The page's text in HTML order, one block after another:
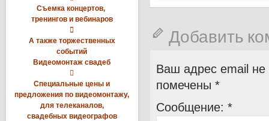
Съемка концертов,
тренингов и вебинаров

А также торжественных
событий
Видеомонтаж свадеб

Специальные цены и
предложения по видеомонтажу,
для телеканалов,
свадебных видеографов
Добавить
Ваш адрес email не
помечены *
Сообщение: *